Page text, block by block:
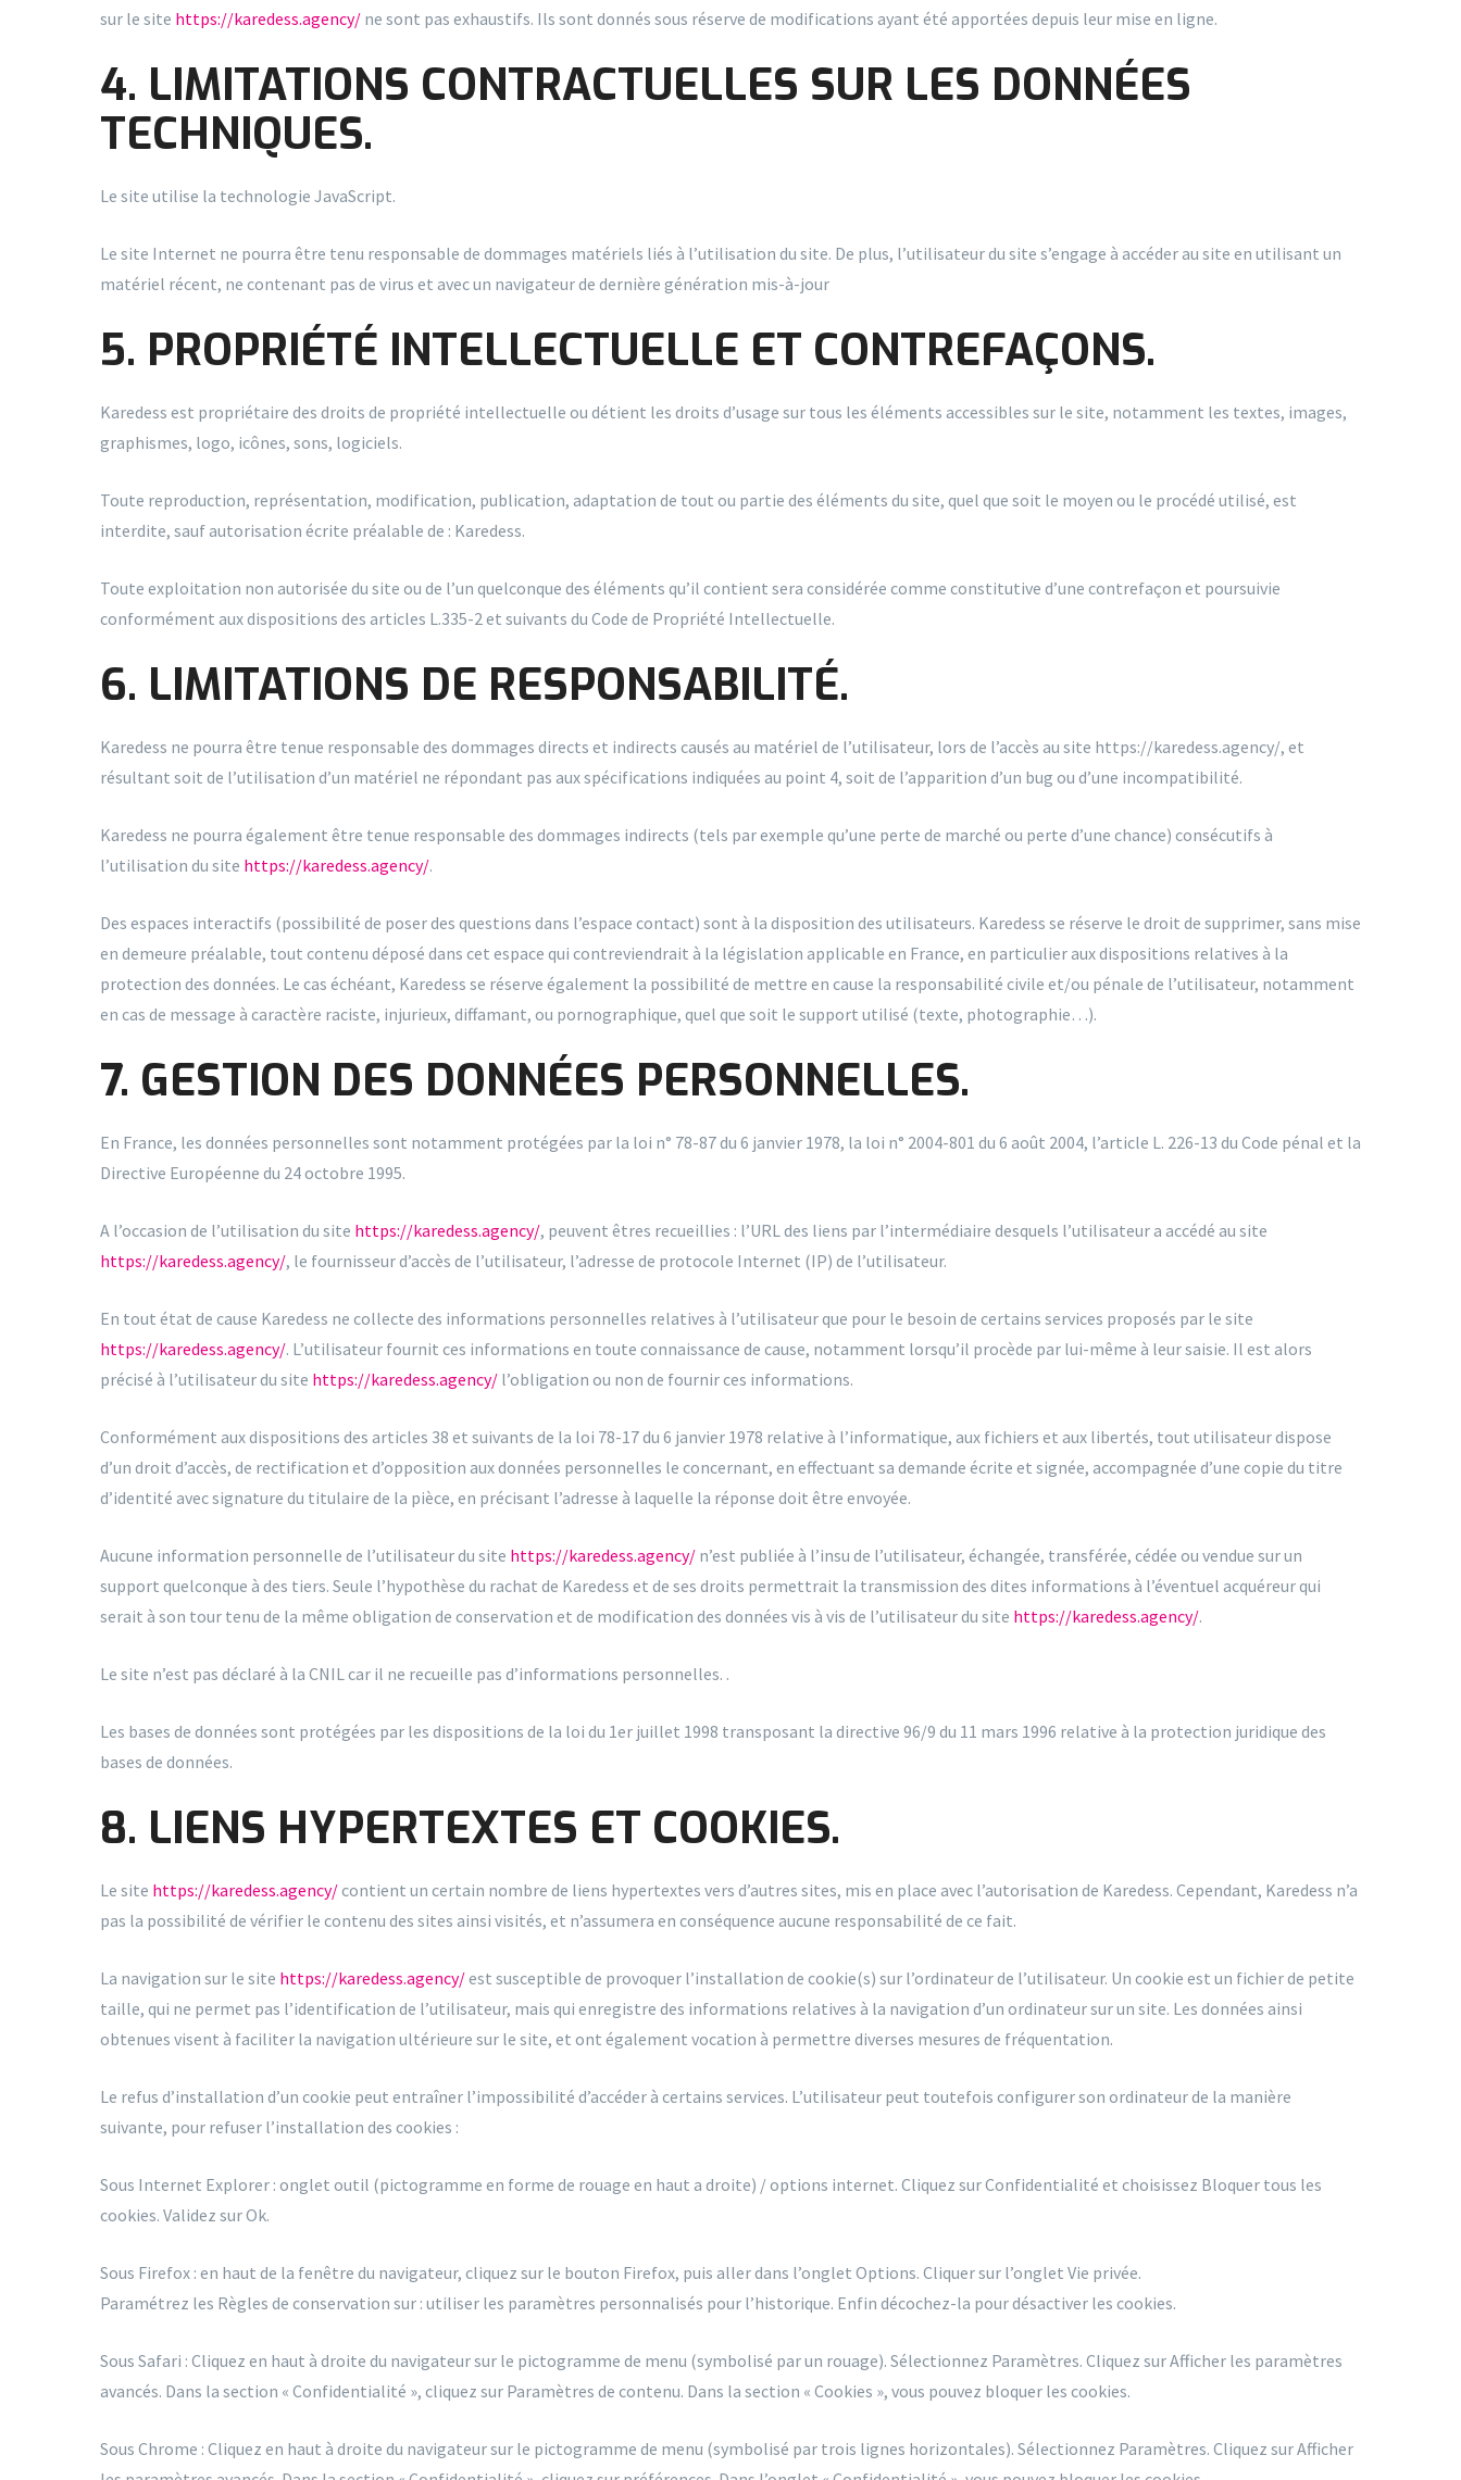
sur le site https://karedess.agency/ ne sont pas exhaustifs. Ils sont donnés sous réserve de modifications ayant été apportées depuis leur mise en ligne.
4. LIMITATIONS CONTRACTUELLES SUR LES DONNÉES
TECHNIQUES.
Le site utilise la technologie JavaScript.
Le site Internet ne pourra être tenu responsable de dommages matériels liés à l’utilisation du site. De plus, l’utilisateur du site s’engage à accéder au site en utilisant un
matériel récent, ne contenant pas de virus et avec un navigateur de dernière génération mis-à-jour
5. PROPRIÉTÉ INTELLECTUELLE ET CONTREFAÇONS.
Karedess est propriétaire des droits de propriété intellectuelle ou détient les droits d’usage sur tous les éléments accessibles sur le site, notamment les textes, images,
graphismes, logo, icônes, sons, logiciels.
Toute reproduction, représentation, modification, publication, adaptation de tout ou partie des éléments du site, quel que soit le moyen ou le procédé utilisé, est
interdite, sauf autorisation écrite préalable de : Karedess.
Toute exploitation non autorisée du site ou de l’un quelconque des éléments qu’il contient sera considérée comme constitutive d’une contrefaçon et poursuivie
conformément aux dispositions des articles L.335-2 et suivants du Code de Propriété Intellectuelle.
6. LIMITATIONS DE RESPONSABILITÉ.
Karedess ne pourra être tenue responsable des dommages directs et indirects causés au matériel de l’utilisateur, lors de l’accès au site https://karedess.agency/, et
résultant soit de l’utilisation d’un matériel ne répondant pas aux spécifications indiquées au point 4, soit de l’apparition d’un bug ou d’une incompatibilité.
Karedess ne pourra également être tenue responsable des dommages indirects (tels par exemple qu’une perte de marché ou perte d’une chance) consécutifs à
l’utilisation du site https://karedess.agency/.
Des espaces interactifs (possibilité de poser des questions dans l’espace contact) sont à la disposition des utilisateurs. Karedess se réserve le droit de supprimer, sans mise
en demeure préalable, tout contenu déposé dans cet espace qui contreviendrait à la législation applicable en France, en particulier aux dispositions relatives à la
protection des données. Le cas échéant, Karedess se réserve également la possibilité de mettre en cause la responsabilité civile et/ou pénale de l’utilisateur, notamment
en cas de message à caractère raciste, injurieux, diffamant, ou pornographique, quel que soit le support utilisé (texte, photographie…).
7. GESTION DES DONNÉES PERSONNELLES.
En France, les données personnelles sont notamment protégées par la loi n° 78-87 du 6 janvier 1978, la loi n° 2004-801 du 6 août 2004, l’article L. 226-13 du Code pénal et la
Directive Européenne du 24 octobre 1995.
A l’occasion de l’utilisation du site https://karedess.agency/, peuvent êtres recueillies : l’URL des liens par l’intermédiaire desquels l’utilisateur a accédé au site
https://karedess.agency/, le fournisseur d’accès de l’utilisateur, l’adresse de protocole Internet (IP) de l’utilisateur.
En tout état de cause Karedess ne collecte des informations personnelles relatives à l’utilisateur que pour le besoin de certains services proposés par le site
https://karedess.agency/. L’utilisateur fournit ces informations en toute connaissance de cause, notamment lorsqu’il procède par lui-même à leur saisie. Il est alors
précisé à l’utilisateur du site https://karedess.agency/ l’obligation ou non de fournir ces informations.
Conformément aux dispositions des articles 38 et suivants de la loi 78-17 du 6 janvier 1978 relative à l’informatique, aux fichiers et aux libertés, tout utilisateur dispose
d’un droit d’accès, de rectification et d’opposition aux données personnelles le concernant, en effectuant sa demande écrite et signée, accompagnée d’une copie du titre
d’identité avec signature du titulaire de la pièce, en précisant l’adresse à laquelle la réponse doit être envoyée.
Aucune information personnelle de l’utilisateur du site https://karedess.agency/ n’est publiée à l’insu de l’utilisateur, échangée, transférée, cédée ou vendue sur un
support quelconque à des tiers. Seule l’hypothèse du rachat de Karedess et de ses droits permettrait la transmission des dites informations à l’éventuel acquéreur qui
serait à son tour tenu de la même obligation de conservation et de modification des données vis à vis de l’utilisateur du site https://karedess.agency/.
Le site n’est pas déclaré à la CNIL car il ne recueille pas d’informations personnelles. .
Les bases de données sont protégées par les dispositions de la loi du 1er juillet 1998 transposant la directive 96/9 du 11 mars 1996 relative à la protection juridique des
bases de données.
8. LIENS HYPERTEXTES ET COOKIES.
Le site https://karedess.agency/contient un certain nombre de liens hypertextes vers d’autres sites, mis en place avec l’autorisation de Karedess. Cependant, Karedess n’a
pas la possibilité de vérifier le contenu des sites ainsi visités, et n’assumera en conséquence aucune responsabilité de ce fait.
La navigation sur le site https://karedess.agency/est susceptible de provoquer l’installation de cookie(s) sur l’ordinateur de l’utilisateur. Un cookie est un fichier de petite
taille, qui ne permet pas l’identification de l’utilisateur, mais qui enregistre des informations relatives à la navigation d’un ordinateur sur un site. Les données ainsi
obtenues visent à faciliter la navigation ultérieure sur le site, et ont également vocation à permettre diverses mesures de fréquentation.
Le refus d’installation d’un cookie peut entraîner l’impossibilité d’accéder à certains services. L’utilisateur peut toutefois configurer son ordinateur de la manière
suivante, pour refuser l’installation des cookies :
Sous Internet Explorer : onglet outil (pictogramme en forme de rouage en haut a droite) / options internet. Cliquez sur Confidentialité et choisissez Bloquer tous les
cookies. Validez sur Ok.
Sous Firefox : en haut de la fenêtre du navigateur, cliquez sur le bouton Firefox, puis aller dans l’onglet Options. Cliquer sur l’onglet Vie privée.
Paramétrez les Règles de conservation sur : utiliser les paramètres personnalisés pour l’historique. Enfin décochez-la pour désactiver les cookies.
Sous Safari : Cliquez en haut à droite du navigateur sur le pictogramme de menu (symbolisé par un rouage). Sélectionnez Paramètres. Cliquez sur Afficher les paramètres
avancés. Dans la section « Confidentialité », cliquez sur Paramètres de contenu. Dans la section « Cookies », vous pouvez bloquer les cookies.
Sous Chrome : Cliquez en haut à droite du navigateur sur le pictogramme de menu (symbolisé par trois lignes horizontales). Sélectionnez Paramètres. Cliquez sur Afficher